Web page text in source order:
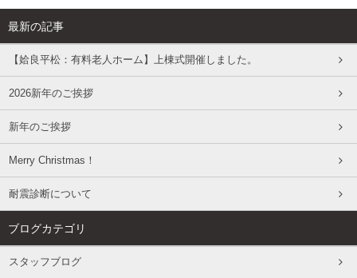
最新の記事
【姶良平松：有料老人ホーム】上棟式開催しました。
2026新年のご挨拶
新年のご挨拶
Merry Christmas！
耐震診断について
ブログカテゴリ
スタッフブログ